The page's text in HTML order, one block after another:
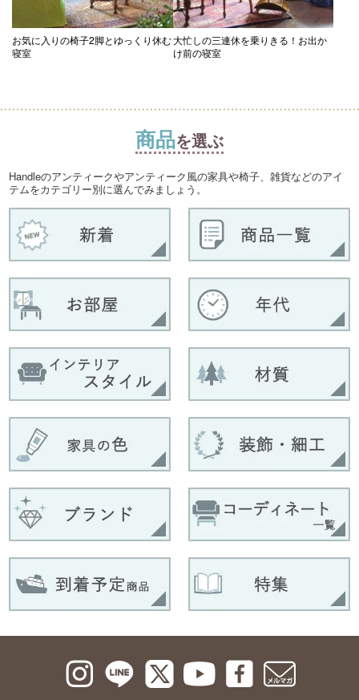
お気に入りの椅子2脚とゆっくり休む
寝室
大忙しの三連休を乗りきる！お出か
け前の寝室
商品を選ぶ
Handleのアンティークやアンティーク風の家具や椅子、雑貨などのアイ
テムをカテゴリー別に選んでみましょう。